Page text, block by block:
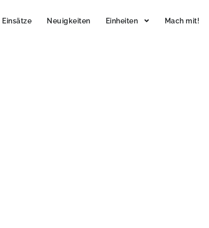
Einsätze Neuigkeiten Einheiten Mach mit!